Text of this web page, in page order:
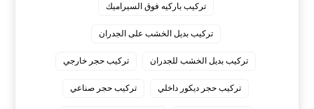
تركيب باركيه فوق السيراميك
تركيب بديل الخشب على الجدران
تركيب بديل الخشب للجدران تركيب حجر خارجي
تركيب حجر ديكور داخلي تركيب حجر صناعي